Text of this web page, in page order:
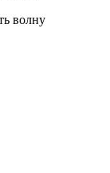
волну